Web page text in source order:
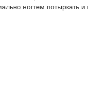
ногтем